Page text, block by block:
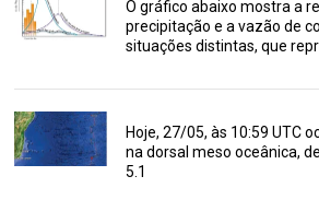
O gráfico abaixo mostra a
precipitação e a vazão de
situações distintas, que
Hoje, 27/05, às 10:59 UTC
na dorsal meso oceânica,
5.1